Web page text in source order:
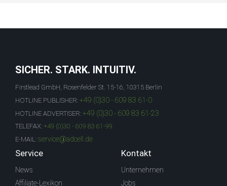
SICHER. STARK. INTUITIV.
Firstlead GmbH, Rosenfelder St. 15-16, 10315 Berlin
HOTLINE PUBLISHER: +49 (0)30 - 609 83 61-0
HOTLINE ADVERTISER: +49 (0)30 - 609 83 61-23
TELEFAX: +49 (0)30 - 609 83 61-99
E-MAIL: service@adcell.de
Service
News
Affiliate-Lexikon
Kontakt
Unternehmen
Jobs